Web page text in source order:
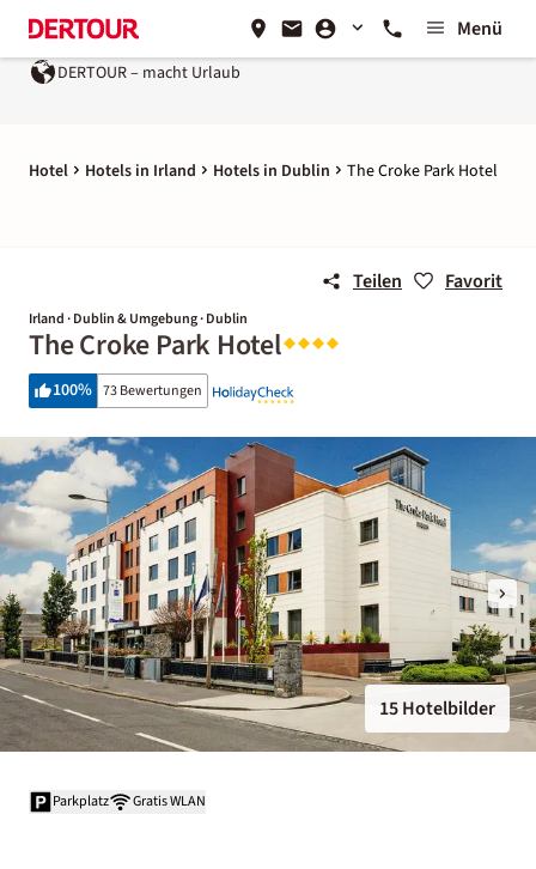
Menü
DERTOUR – macht Urlaub
Hotel Hotels in Irland Hotels in Dublin The Croke Park Hotel
Teilen Favorit
Irland · Dublin & Umgebung · Dublin
The Croke Park Hotel
100% 73 Bewertungen
15 Hotelbilder
Parkplatz Gratis WLAN